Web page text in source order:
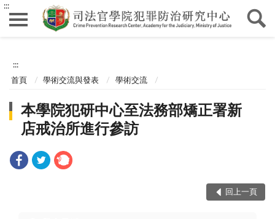
:::
:::
首頁 學術交流與發表 學術交流
本學院犯研中心至法務部矯正署新
店戒治所進行參訪
回上一頁